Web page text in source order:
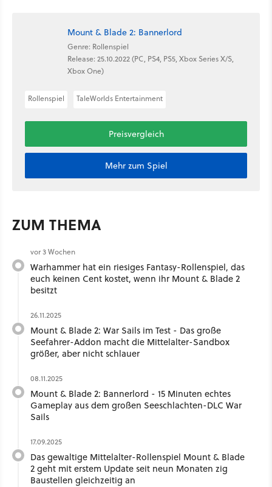
Mount & Blade 2: Bannerlord
Genre: Rollenspiel
Release: 25.10.2022 (PC, PS4, PS5, Xbox Series X/S,
Xbox One)
Rollenspiel TaleWorlds Entertainment
Preisvergleich
Mehr zum Spiel
ZUM THEMA
vor 3 Wochen
Warhammer hat ein riesiges Fantasy-Rollenspiel, das
euch keinen Cent kostet, wenn ihr Mount & Blade 2
besitzt
26.11.2025
Mount & Blade 2: War Sails im Test - Das große
Seefahrer-Addon macht die Mittelalter-Sandbox
größer, aber nicht schlauer
08.11.2025
Mount & Blade 2: Bannerlord - 15 Minuten echtes
Gameplay aus dem großen Seeschlachten-DLC War
Sails
17.09.2025
Das gewaltige Mittelalter-Rollenspiel Mount & Blade
2 geht mit erstem Update seit neun Monaten zig
Baustellen gleichzeitig an